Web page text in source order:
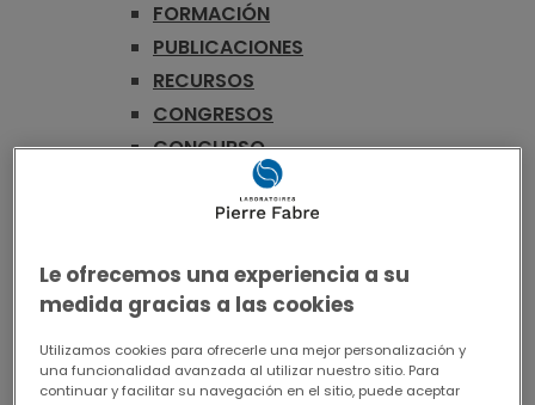
FORMACIÓN
PUBLICACIONES
RECURSOS
CONGRESOS
CONCURSO
VADEMECUM
COLORRECTAL
RECURSOS
CONGRESOS
VIK COLORRECTAL
PULMÓN
Le ofrecemos una experiencia a su
medida gracias a las cookies
Utilizamos cookies para ofrecerle una mejor personalización y
una funcionalidad avanzada al utilizar nuestro sitio. Para
continuar y facilitar su navegación en el sitio, puede aceptar